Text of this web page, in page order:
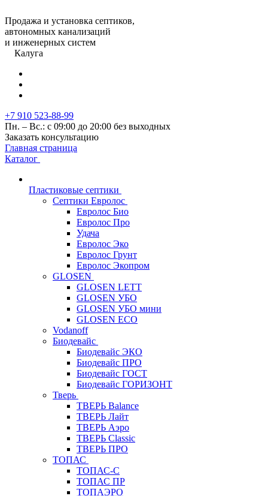
Продажа и установка септиков,
автономных канализаций
и инженерных систем
Калуга
+7 910 523-88-99
Пн. – Вс.: с 09:00 до 20:00 без выходных
Заказать консультацию
Главная страница
Каталог
Пластиковые септики
Септики Евролос
Евролос Био
Евролос Про
Удача
Евролос Эко
Евролос Грунт
Евролос Экопром
GLOSEN
GLOSEN LETT
GLOSEN УБО
GLOSEN УБО мини
GLOSEN ECO
Vodanoff
Биодевайс
Биодевайс ЭКО
Биодевайс ПРО
Биодевайс ГОСТ
Биодевайс ГОРИЗОНТ
Тверь
ТВЕРЬ Balance
ТВЕРЬ Лайт
ТВЕРЬ Аэро
ТВЕРЬ Classic
ТВЕРЬ ПРО
ТОПАС
ТОПАС-С
ТОПАС ПР
ТОПАЭРО